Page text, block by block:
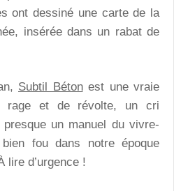
ont dessiné une carte de la
insérée dans un rabat de
Subtil Bétonest une vraie
rage et de révolte, un cri
un manuel du vivre-
fou dans notre époque
lire d’urgence !